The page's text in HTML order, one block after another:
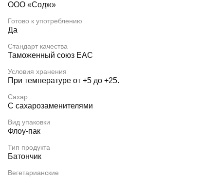
ООО «Содж»
Готово к употреблению
Да
Стандарт качества
Таможенный союз EAC
Условия хранения
При температуре от +5 до +25.
Сахар
С сахарозаменителями
Вид упаковки
Флоу-пак
Тип продукта
Батончик
Вегетарианские